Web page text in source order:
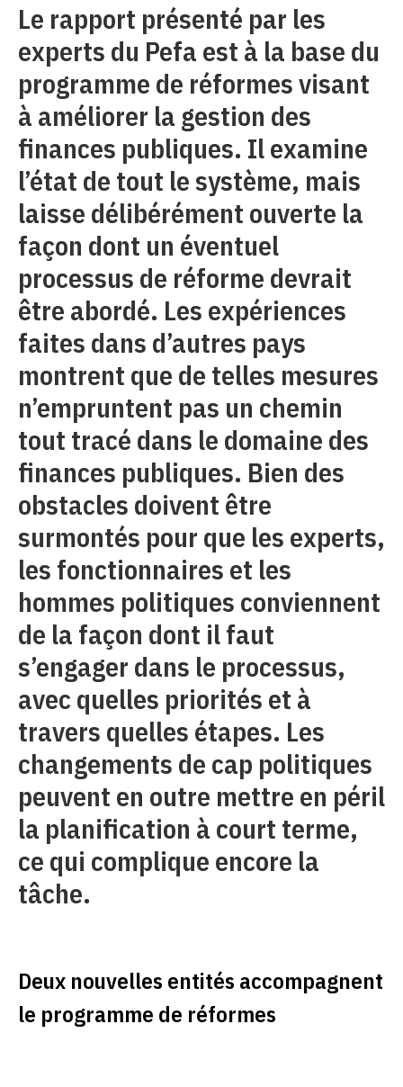
Le rapport présenté par les
experts du Pefa est à la base du
programme de réformes visant
à améliorer la gestion des
finances publiques. Il examine
l’état de tout le système, mais
laisse délibérément ouverte la
façon dont un éventuel
processus de réforme devrait
être abordé. Les expériences
faites dans d’autres pays
montrent que de telles mesures
n’empruntent pas un chemin
tout tracé dans le domaine des
finances publiques. Bien des
obstacles doivent être
surmontés pour que les experts,
les fonctionnaires et les
hommes politiques conviennent
de la façon dont il faut
s’engager dans le processus,
avec quelles priorités et à
travers quelles étapes. Les
changements de cap politiques
peuvent en outre mettre en péril
la planification à court terme,
ce qui complique encore la
tâche.
Deux nouvelles entités accompagnent
le programme de réformes